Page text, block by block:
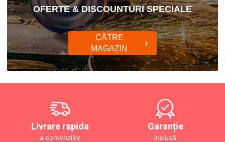
OFERTE & DISCOUNTURI SPECIALE
CĂTRE
MAGAZIN
Livrare rapida
a comenzilor
Garanție
inclusă